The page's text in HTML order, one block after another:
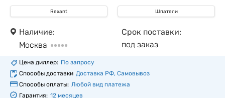
Rexant Шпатели
Наличие:
Москва
Срок поставки:
под заказ
Цена диллер: По запросу
Способы доставки Доставка РФ, Самовывоз
Способы оплаты: Любой вид платежа
Гарантия: 12 месяцев